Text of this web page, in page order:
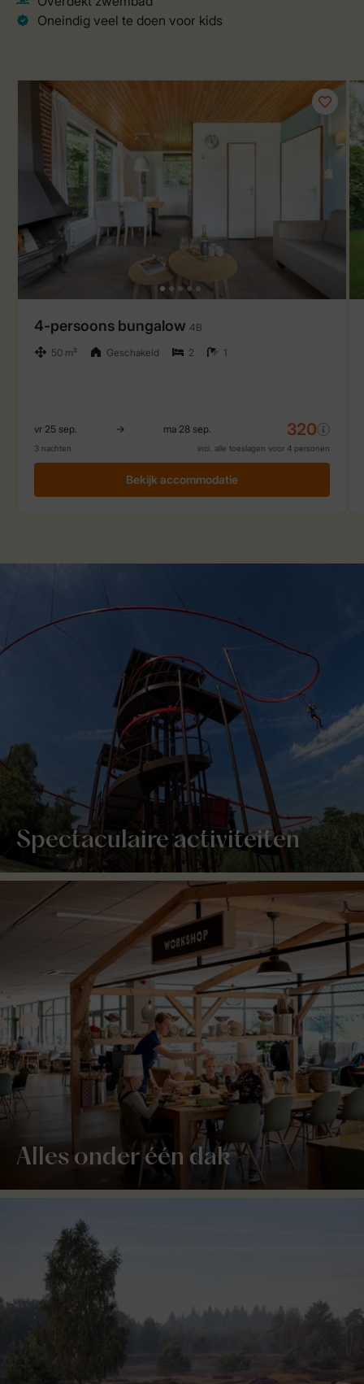
Spectaculaire activiteiten
Alles onder één dak